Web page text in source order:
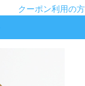
クーポン利用の方